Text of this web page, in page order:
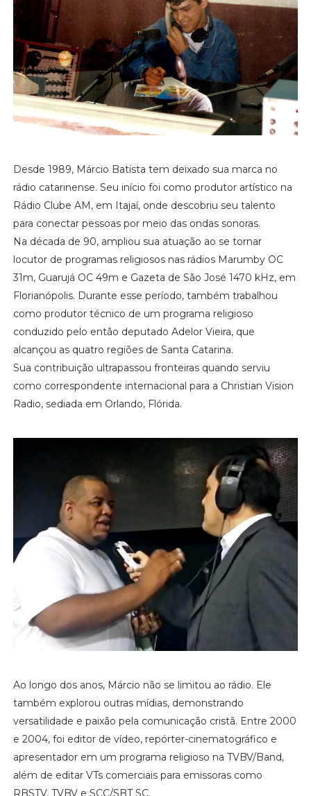
Desde 1989, Márcio Batista tem deixado sua marca no
rádio catarinense. Seu início foi como produtor artístico na
Rádio Clube AM, em Itajaí, onde descobriu seu talento
para conectar pessoas por meio das ondas sonoras.
Na década de 90, ampliou sua atuação ao se tornar
locutor de programas religiosos nas rádios Marumby OC
31m, Guarujá OC 49m e Gazeta de São José 1470 kHz, em
Florianópolis. Durante esse período, também trabalhou
como produtor técnico de um programa religioso
conduzido pelo então deputado Adelor Vieira, que
alcançou as quatro regiões de Santa Catarina.
Sua contribuição ultrapassou fronteiras quando serviu
como correspondente internacional para a Christian Vision
Radio, sediada em Orlando, Flórida.
Ao longo dos anos, Márcio não se limitou ao rádio. Ele
também explorou outras mídias, demonstrando
versatilidade e paixão pela comunicação cristã. Entre 2000
e 2004, foi editor de vídeo, repórter-cinematográfico e
apresentador em um programa religioso na TVBV/Band,
além de editar VTs comerciais para emissoras como
RBSTV, TVBV e SCC/SBT SC.